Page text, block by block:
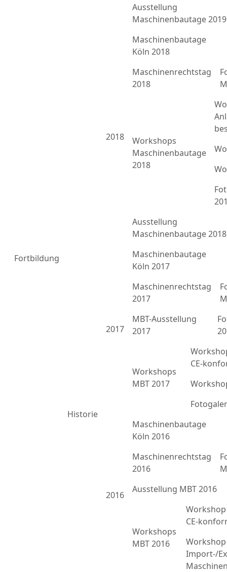
Fortbildung
Historie
Ausstellung
Maschinenbautage 2019
2018
Maschinenbautage
Köln 2018
Maschinenrechtstag
2018
Workshops
Maschinenbautage
2018
Ausstellung
Maschinenbautage 2018
2017
Maschinenbautage
Köln 2017
Maschinenrechtstag
2017
MBT-Ausstellung
2017
Workshops
MBT 2017
CE-
2016
Maschinenbautage
Köln 2016
Maschinenrechtstag
2016
Ausstellung MBT 2016
Workshops
MBT 2016
CE-
Import-/